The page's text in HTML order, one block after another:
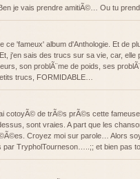
je vais prendre amitiÃ©… Ou tu
ce 'fameux' album d'Anthologie. Et de
j'en sais des trucs sur sa vie, car,
son problÃ¨me de poids, ses
trucs, FORMIDABLE…
cotoyÃ© de trÃ©s prÃ©s cette
sont vraies. A part que les
Croyez moi sur parole… Alors
par TrypholTourneson…..;; et bien pas